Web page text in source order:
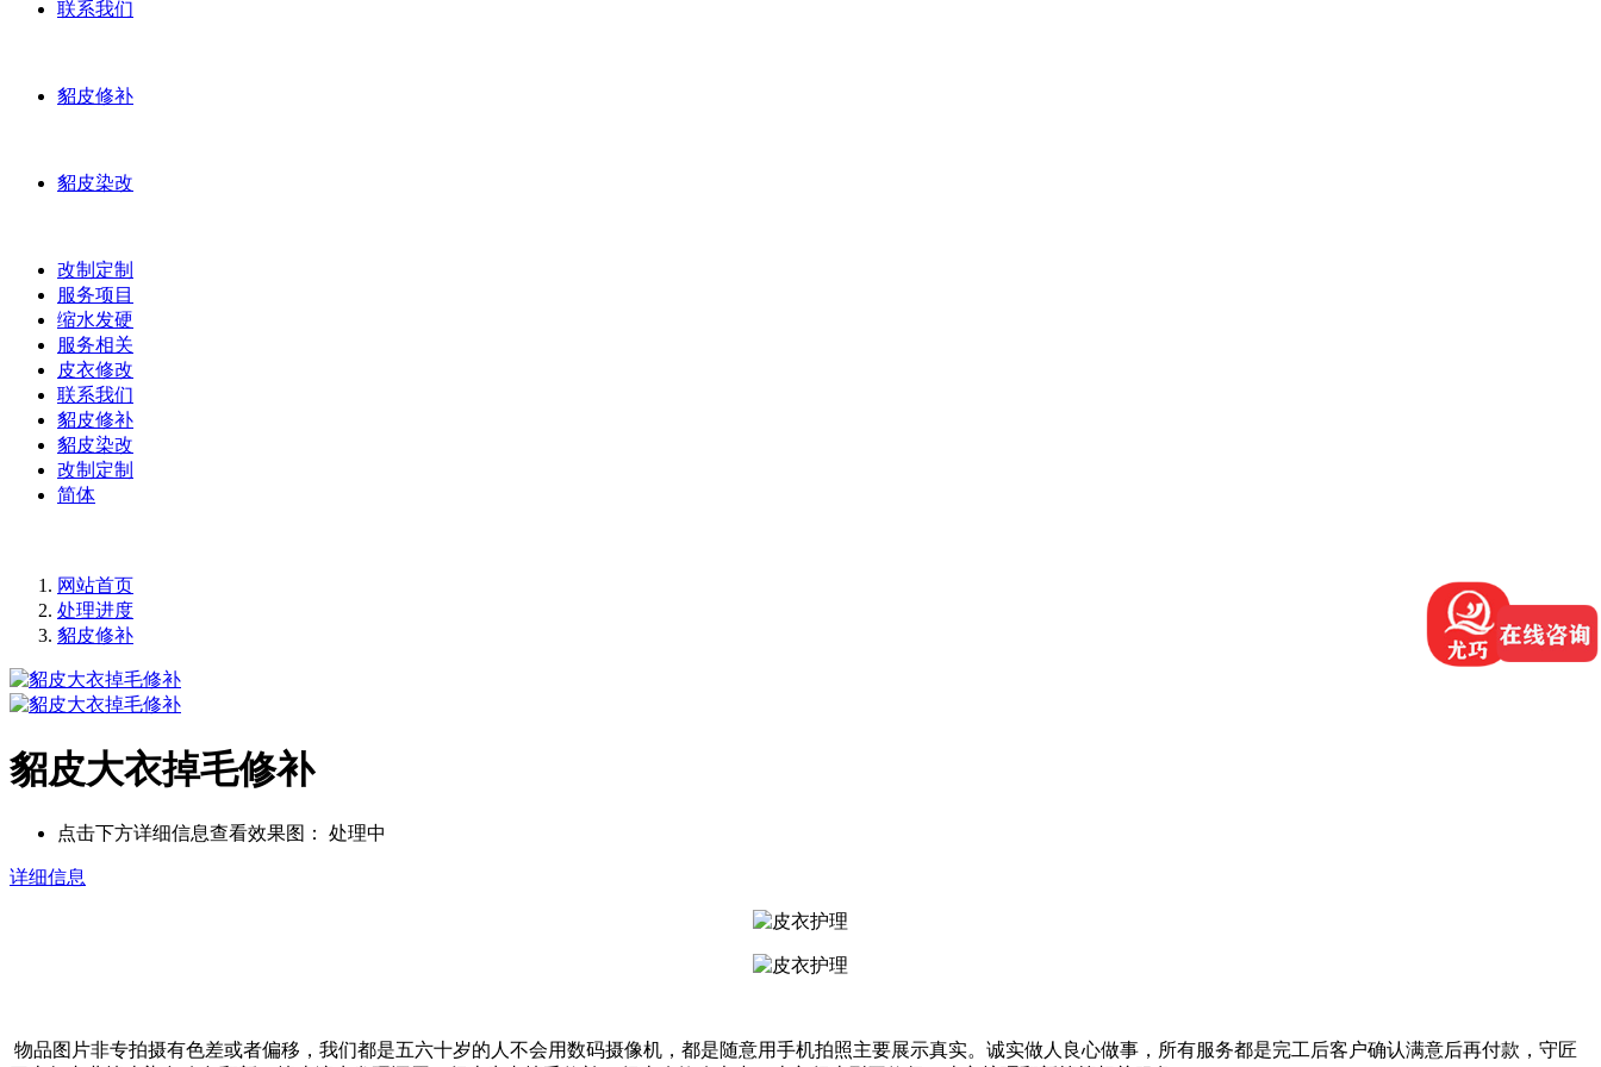
联系我们
貂皮修补
貂皮染改
改制定制
服务项目
缩水发硬
服务相关
皮衣修改
联系我们
貂皮修补
貂皮染改
改制定制
简体
网站首页
处理进度
貂皮修补
貂皮大衣掉毛修补
点击下方详细信息查看效果图： 处理中
详细信息
物品图片非专拍摄有色差或者偏移，我们都是五六十岁的人不会用数码摄像机，都是随意用手机拍照主要展示真实。诚实做人良心做事，所有服务都是完工后客户确认满意后再付款，守匠